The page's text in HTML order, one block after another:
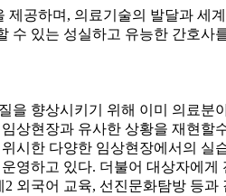
공하며, 의료기술의 발달과 세
수 있는 성실하고 유능한 간호사
향상시키기 위해 이미 의료
상현장과 유사한 상황을 재현
시한 다양한 임상현장에서의
하고 있다. 더불어 대상자에
외국어 교육, 선진문화탐방 등